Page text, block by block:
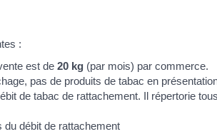
:
est de 20 kg (par mois) par commerce.
pas de produits de tabac en
de tabac de rattachement. Il répertorie
du débit de rattachement